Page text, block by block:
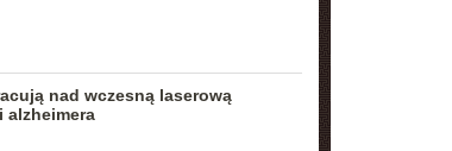
nad wczesną laserową